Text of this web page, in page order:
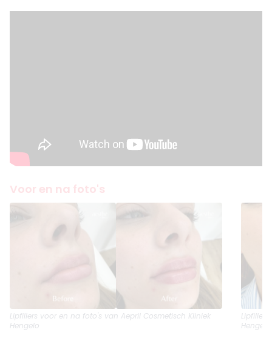
Voor en na foto's
Lipfillers voor en na foto's van Aepril Cosmetisch Kliniek
Hengelo
Lipfillers
Hengelo